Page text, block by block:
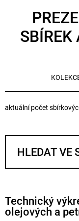
SBÍREK
aktuální počet
Technický
olejových a